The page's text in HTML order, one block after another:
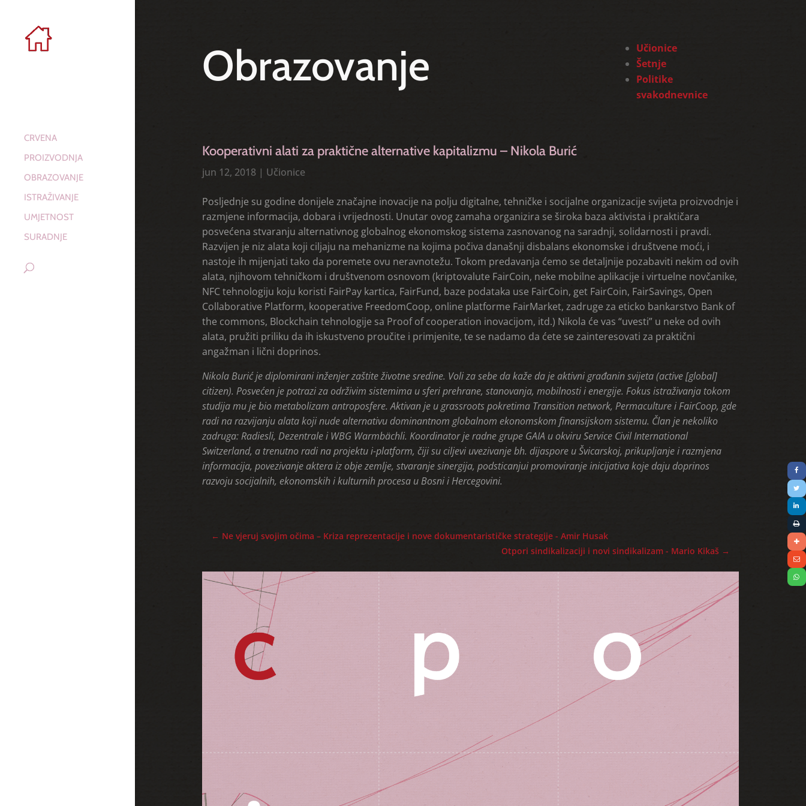
CRVENA
PROIZVODNJA
OBRAZOVANJE
ISTRAŽIVANJE
UMJETNOST
SURADNJE
Obrazovanje
Učionice
Šetnje
Politike
svakodnevnice
Kooperativni alati za praktične alternative kapitalizmu – Nikola Burić
jun 12, 2018| Učionice
Posljednje su godine donijele značajne inovacije na polju digitalne, tehničke i socijalne organizacije svijeta proizvodnje i
razmjene informacija, dobara i vrijednosti. Unutar ovog zamaha organizira se široka baza aktivista i praktičara
posvećena stvaranju alternativnog globalnog ekonomskog sistema zasnovanog na saradnji, solidarnosti i pravdi.
Razvijen je niz alata koji ciljaju na mehanizme na kojima počiva današnji disbalans ekonomske i društvene moći, i
nastoje ih mijenjati tako da poremete ovu neravnotežu. Tokom predavanja ćemo se detaljnije pozabaviti nekim od ovih
alata, njihovom tehničkom i društvenom osnovom (kriptovalute FairCoin, neke mobilne aplikacije i virtuelne novčanike,
NFC tehnologiju koju koristi FairPay kartica, FairFund, baze podataka use FairCoin, get FairCoin, FairSavings, Open
Collaborative Platform, kooperative FreedomCoop, online platforme FairMarket, zadruge za eticko bankarstvo Bank of
the commons, Blockchain tehnologije sa Proof of cooperation inovacijom, itd.) Nikola će vas “uvesti” u neke od ovih
alata, pružiti priliku da ih iskustveno proučite i primjenite, te se nadamo da ćete se zainteresovati za praktični
angažman i lični doprinos.
Nikola Burić je diplomirani inženjer zaštite životne sredine. Voli za sebe da kaže da je aktivni građanin svijeta (active [global]
citizen). Posvećen je potrazi za održivim sistemima u sferi prehrane, stanovanja, mobilnosti i energije. Fokus istraživanja tokom
studija mu je bio metabolizam antroposfere. Aktivan je u grassroots pokretima Transition network, Permaculture i FairCoop, gde
radi na razvijanju alata koji nude alternativu dominantnom globalnom ekonomskom finansijskom sistemu. Član je nekoliko
zadruga: Radiesli, Dezentrale i WBG Warmbächli. Koordinator je radne grupe GAIA u okviru Service Civil International
Switzerland, a trenutno radi na projektu i-platform, čiji su ciljevi uvezivanje bh. dijaspore u Švicarskoj, prikupljanje i razmjena
informacija, povezivanje aktera iz obje zemlje, stvaranje sinergija, podsticanjui promoviranje inicijativa koje daju doprinos
razvoju socijalnih, ekonomskih i kulturnih procesa u Bosni i Hercegovini.
← Ne vjeruj svojim očima – Kriza reprezentacije i nove dokumentarističke strategije - Amir Husak
Otpori sindikalizaciji i novi sindikalizam - Mario Kikaš →